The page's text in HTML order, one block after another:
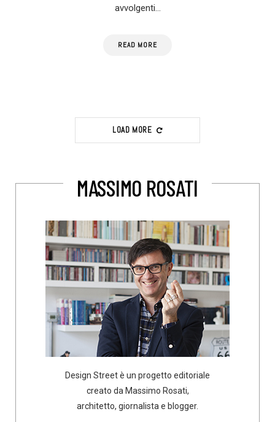
avvolgenti…
READ MORE
LOAD MORE
MASSIMO ROSATI
Design Street è un progetto editoriale
creato da Massimo Rosati,
architetto, giornalista e blogger.